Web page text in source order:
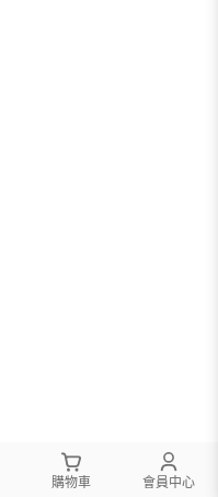
購物車 會員中心